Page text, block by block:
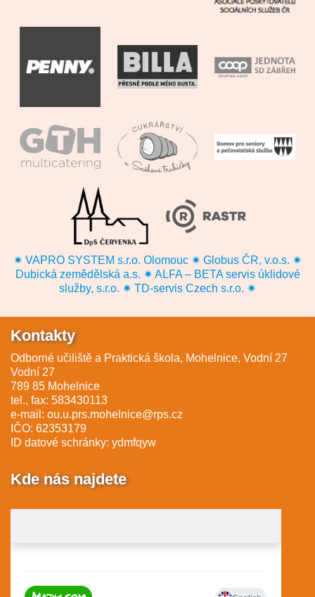
✷ VAPRO SYSTEM s.r.o. Olomouc ✷ Globus ČR, v.o.s. ✷
Dubická zemědělská a.s. ✷ ALFA – BETA servis úklidové
služby, s.r.o. ✷ TD-servis Czech s.r.o. ✷
Kontakty
Odborné učiliště a Praktická škola, Mohelnice, Vodní 27
Vodní 27
789 85 Mohelnice
tel., fax: 583430113
e-mail: ou.u.prs.mohelnice@rps.cz
IČO: 62353179
ID datové schránky: ydmfqyw
Kde nás najdete